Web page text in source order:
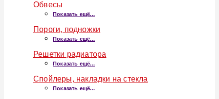
Обвесы
Показать ещё...
Пороги, подножки
Показать ещё...
Решетки радиатора
Показать ещё...
Спойлеры, накладки на стекла
Показать ещё...